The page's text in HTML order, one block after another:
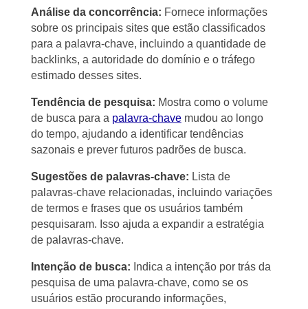
Análise da concorrência: Fornece informações
sobre os principais sites que estão classificados
para a palavra-chave, incluindo a quantidade de
backlinks, a autoridade do domínio e o tráfego
estimado desses sites.
Tendência de pesquisa: Mostra como o volume
de busca para a palavra-chavemudou ao longo
do tempo, ajudando a identificar tendências
sazonais e prever futuros padrões de busca.
Sugestões de palavras-chave: Lista de
palavras-chave relacionadas, incluindo variações
de termos e frases que os usuários também
pesquisaram. Isso ajuda a expandir a estratégia
de palavras-chave.
Intenção de busca: Indica a intenção por trás da
pesquisa de uma palavra-chave, como se os
usuários estão procurando informações,